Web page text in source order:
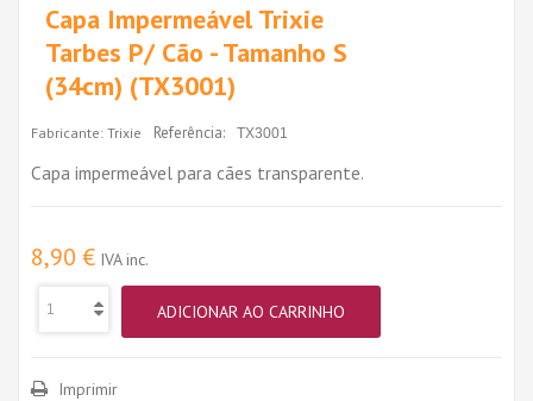
Capa Impermeável Trixie
Tarbes P/ Cão - Tamanho S
(34cm) (TX3001)
Fabricante: Trixie Referência: TX3001
Capa impermeável para cães transparente.
8,90 € IVA inc.
ADICIONAR AO CARRINHO
Imprimir